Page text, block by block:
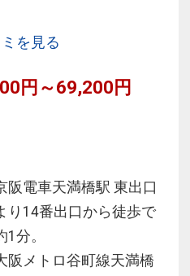
を多数ご用意しており
を見る
円～69,200円
阪電車天満橋駅 東出口
り14番出口から徒歩で
1分。
阪メトロ谷町線天満橋